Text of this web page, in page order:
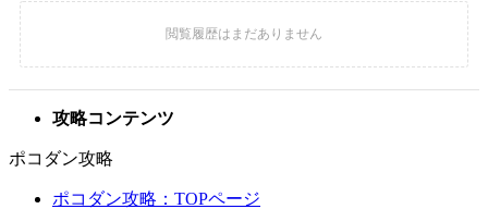
攻略コンテンツ
ポコダン攻略
ポコダン攻略：TOPページ